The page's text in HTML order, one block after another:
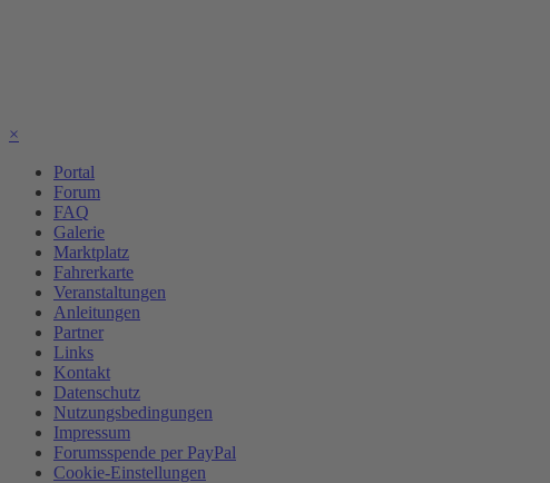
×
Portal
Forum
FAQ
Galerie
Marktplatz
Fahrerkarte
Veranstaltungen
Anleitungen
Partner
Links
Kontakt
Datenschutz
Nutzungsbedingungen
Impressum
Forumsspende per PayPal
Cookie-Einstellungen